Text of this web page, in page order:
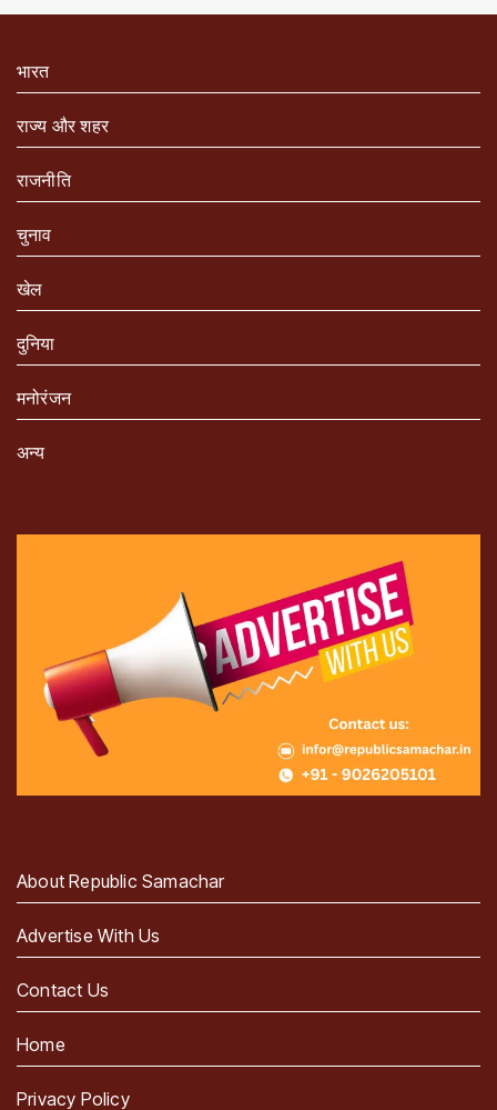
भारत
राज्य और शहर
राजनीति
चुनाव
खेल
दुनिया
मनोरंजन
अन्य
About Republic Samachar
Advertise With Us
Contact Us
Home
Privacy Policy